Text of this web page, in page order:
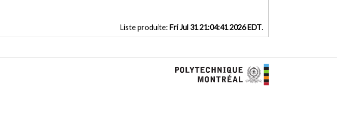
Liste produite: Fri Jul 31 21:04:41 2026 EDT.